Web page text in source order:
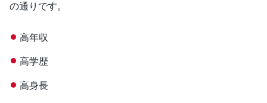
の通りです。
高年収
高学歴
高身長